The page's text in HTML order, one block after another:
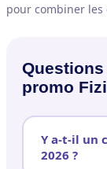
pour combiner
promo
Y a-t-il un
2026 ?